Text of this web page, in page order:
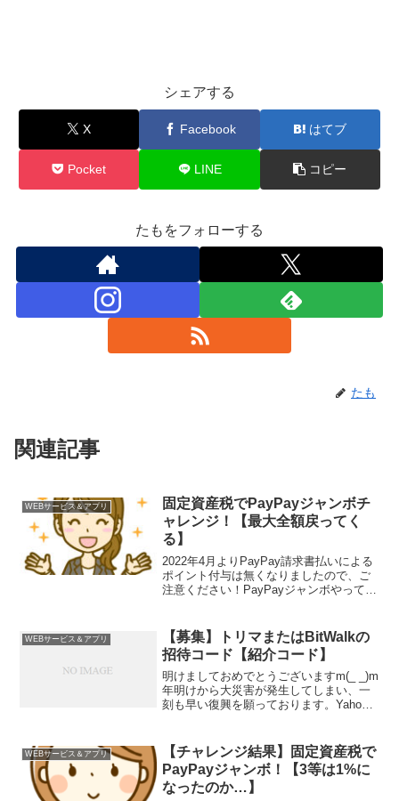
シェアする
X Facebook はてブ
Pocket LINE コピー
たもをフォローする
たも
関連記事
WEBサービス＆アプリ
固定資産税でPayPayジャンボチ
ャレンジ！【最大全額戻ってく
る】
2022年4月よりPayPay請求書払いによる
ポイント付与は無くなりましたので、ご
注意ください！PayPayジャンボやってま
資産税の支払いで、PayPayジャンボに挑
戦...
WEBサービス＆アプリ
【募集】トリマまたはBitWalkの
招待コード【紹介コード】
明けましておめでとうございますm(_ _)m
年明けから大災害が発生してしまい、一
刻も早い復興を願っております。Yahoo!
空機事故と驚くことが続いている2024年
ですが...
WEBサービス＆アプリ
【チャレンジ結果】固定資産税で
PayPayジャンボ！【3等は1%に
なったのか…】